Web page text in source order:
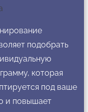
подобрать
которая
под ваше
и повышает